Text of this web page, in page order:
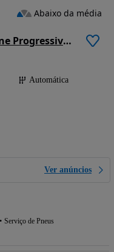
Mercedes-Benz A 200 Limousine Progressive Aut.
Automática
Ver anúncios
Serviço de Pneus
Abaixo da média